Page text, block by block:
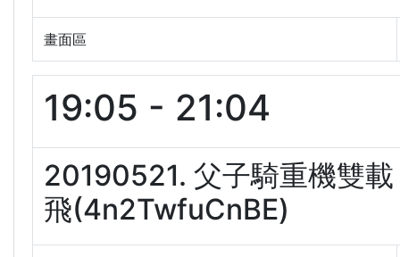
畫面區
19:05 - 21:04
20190521. 父子騎重機雙
飛(4n2TwfuCnBE)